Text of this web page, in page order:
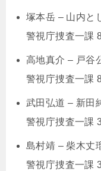
塚本岳 – 山内と
警視庁捜査一課
高地真介 – 戸谷
警視庁捜査一課
武田弘道 – 新田
警視庁捜査一課
島村靖 – 柴木丈
警視庁捜査一課